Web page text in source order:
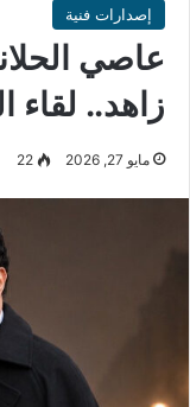
إصدارات فنية
عاصي
زاهد.. لقاء
مايو 27, 2026 22